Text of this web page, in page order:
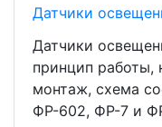
Датчики
Датчики
принцип работы,
монтаж, схема
ФР-602, ФР-7 и